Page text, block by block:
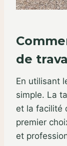
de
En utilisant
simple. La
et la facilité
premier
et